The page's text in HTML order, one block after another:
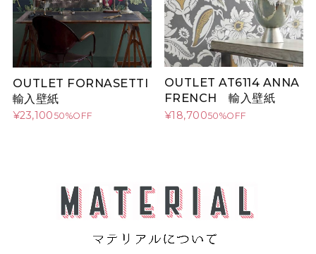
OUTLET FORNASETTI
輸入壁紙
¥23,10050%OFF
OUTLET AT6114 ANNA
FRENCH 輸入壁紙
¥18,70050%OFF